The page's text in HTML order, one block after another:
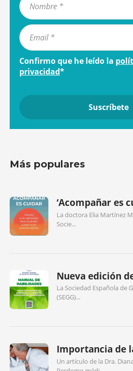
Confirmo que he leído la
privacidad*
Más populares
‘Acompañar es
La doctora Elia Martínez
Socie...
Nueva edición
La Sociedad Española de
(SEGG)...
Importancia de
Un artículo de la Dra.